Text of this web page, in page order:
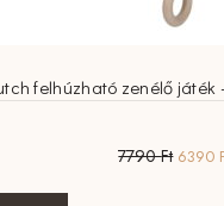
felhúzható zenélő játék
7790Ft 6390